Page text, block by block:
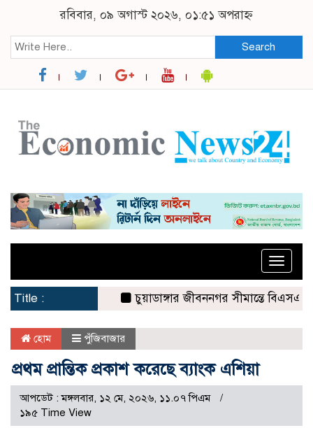
রবিবার, ০৯ অগাস্ট ২০২৬, ০১:৫১ অপরাহ্ন
Search
Toggle
Title :
চুয়াডাঙ্গার জীবননগর সীমান্তে বিএসএফের
হোম পুঁজিবাজার
প্রথম প্রান্তিক প্রকাশ করেছে ব্যাংক এশিয়া
আপডেট : মঙ্গলবার, ১২ মে, ২০২৬, ১১.০৭ পিএম
১৯৫ Time View